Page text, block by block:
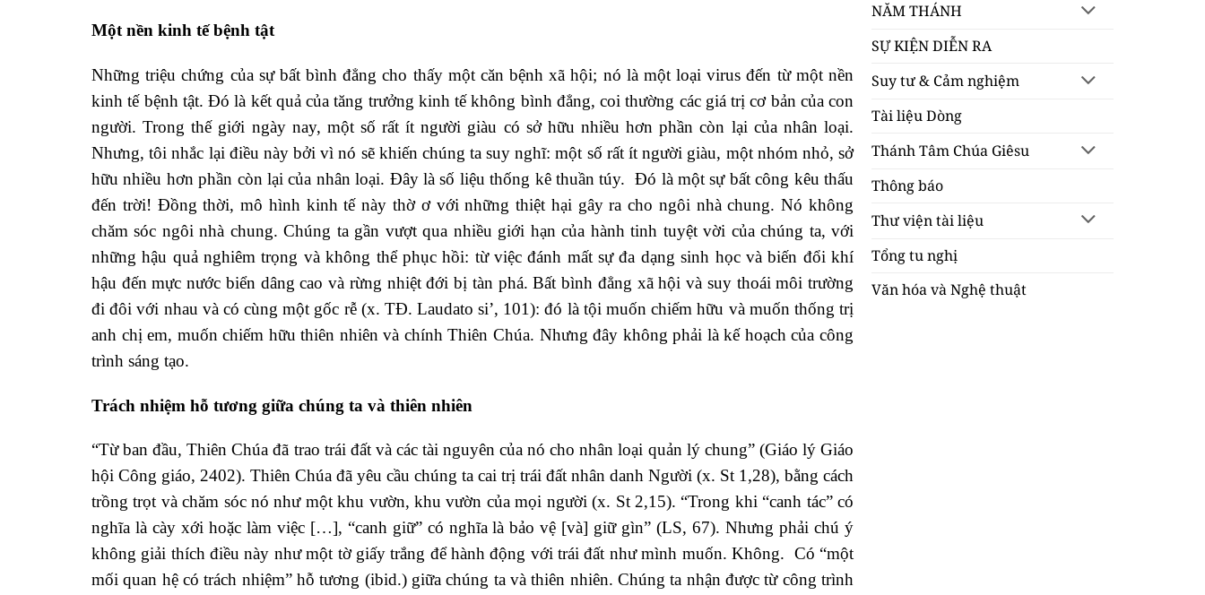
Một nền kinh tế bệnh tật
Những triệu chứng của sự bất bình đẳng cho thấy một căn bệnh xã hội; nó là một loại virus đến từ một nền
kinh tế bệnh tật. Đó là kết quả của tăng trưởng kinh tế không bình đẳng, coi thường các giá trị cơ bản của con
người. Trong thế giới ngày nay, một số rất ít người giàu có sở hữu nhiều hơn phần còn lại của nhân loại.
Nhưng, tôi nhắc lại điều này bởi vì nó sẽ khiến chúng ta suy nghĩ: một số rất ít người giàu, một nhóm nhỏ, sở
hữu nhiều hơn phần còn lại của nhân loại. Đây là số liệu thống kê thuần túy. Đó là một sự bất công kêu thấu
đến trời! Đồng thời, mô hình kinh tế này thờ ơ với những thiệt hại gây ra cho ngôi nhà chung. Nó không
chăm sóc ngôi nhà chung. Chúng ta gần vượt qua nhiều giới hạn của hành tinh tuyệt vời của chúng ta, với
những hậu quả nghiêm trọng và không thể phục hồi: từ việc đánh mất sự đa dạng sinh học và biến đổi khí
hậu đến mực nước biển dâng cao và rừng nhiệt đới bị tàn phá. Bất bình đẳng xã hội và suy thoái môi trường
đi đôi với nhau và có cùng một gốc rễ (x. TĐ. Laudato si’, 101): đó là tội muốn chiếm hữu và muốn thống trị
anh chị em, muốn chiếm hữu thiên nhiên và chính Thiên Chúa. Nhưng đây không phải là kế hoạch của công
trình sáng tạo.
Trách nhiệm hỗ tương giữa chúng ta và thiên nhiên
“Từ ban đầu, Thiên Chúa đã trao trái đất và các tài nguyên của nó cho nhân loại quản lý chung” (Giáo lý Giáo
hội Công giáo, 2402). Thiên Chúa đã yêu cầu chúng ta cai trị trái đất nhân danh Người (x. St 1,28), bằng cách
trồng trọt và chăm sóc nó như một khu vườn, khu vườn của mọi người (x. St 2,15). “Trong khi “canh tác” có
nghĩa là cày xới hoặc làm việc […], “canh giữ” có nghĩa là bảo vệ [và] giữ gìn” (LS, 67). Nhưng phải chú ý
không giải thích điều này như một tờ giấy trắng để hành động với trái đất như mình muốn. Không. Có “một
mối quan hệ có trách nhiệm” hỗ tương (ibid.) giữa chúng ta và thiên nhiên. Chúng ta nhận được từ công trình
NĂM THÁNH
SỰ KIỆN DIỄN RA
Suy tư & Cảm nghiệm
Tài liệu Dòng
Thánh Tâm Chúa Giêsu
Thông báo
Thư viện tài liệu
Tổng tu nghị
Văn hóa và Nghệ thuật